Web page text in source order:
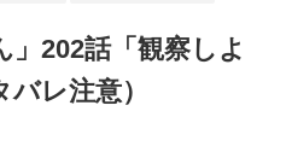
」202話「観察しよ
レ注意）